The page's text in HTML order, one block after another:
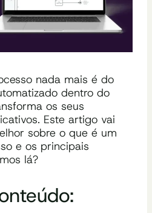
nada mais é do
dentro do
os seus
Este artigo vai
sobre o que é um
e os principais
lá?